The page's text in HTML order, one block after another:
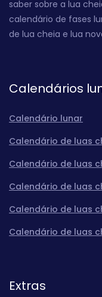
saber sobre a lua
calendário de fases
de lua cheia e lua
Calendários
Calendário lunar
Calendário de luas
Calendário de luas
Calendário de luas
Calendário de luas
Calendário de luas
Extras